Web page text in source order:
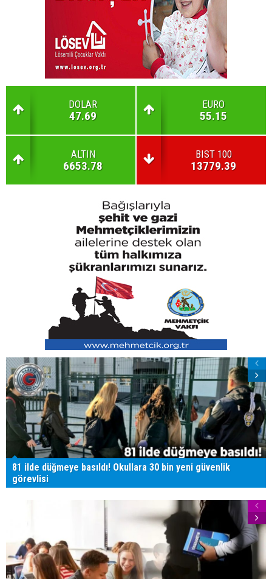
DOLAR
47.69
EURO
55.15
ALTIN
6653.78
BIST 100
13779.39
81 ilde düğmeye basıldı! Okullara 30 bin yeni güvenlik
görevlisi